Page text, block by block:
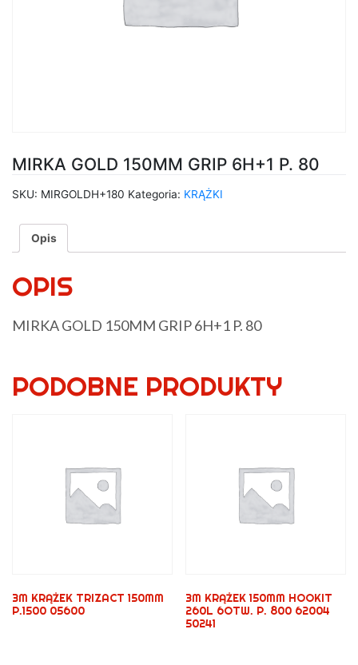
MIRKA GOLD 150MM GRIP 6H+1 P. 80
SKU: MIRGOLDH+180 Kategoria: KRĄŻKI
Opis
OPIS
MIRKA GOLD 150MM GRIP 6H+1 P. 80
PODOBNE PRODUKTY
3M KRĄŻEK TRIZACT 150MM
P.1500 05600
3M KRĄŻEK 150MM HOOKIT
260L 6OTW. P. 800 62004
50241